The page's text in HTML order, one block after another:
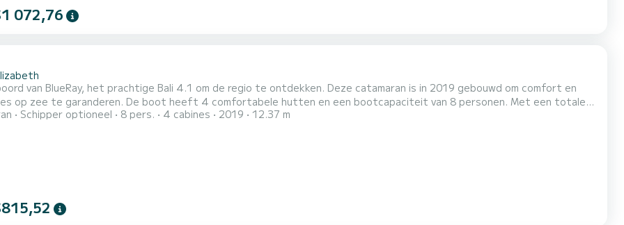
072,76
van BlueRay, het prachtige Bali 4.1 om de regio te ontdekken. Deze catamaran is in 2019 gebouwd om comfort en
De boot heeft 4 comfortabele hutten en een bootcapaciteit van 8 personen. Met een totale
12 meter is het uw beste bondgenoot voor een buitengewone vakantie op het water in de omgeving van Voor uw
Schipper optioneel 8 pers. 4 cabines 2019 12.37 m